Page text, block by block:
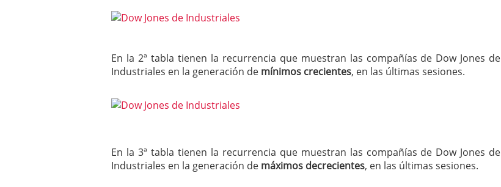
En la 2ª tabla tienen la recurrencia que muestran las compañías de Dow Jones de
Industriales en la generación de mínimos crecientes, en las últimas sesiones.
En la 3ª tabla tienen la recurrencia que muestran las compañías de Dow Jones de
Industriales en la generación de máximos decrecientes, en las últimas sesiones.